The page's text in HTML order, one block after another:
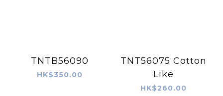
TNTB56090
HK$350.00
TNT56075 Cotton
Like
HK$260.00